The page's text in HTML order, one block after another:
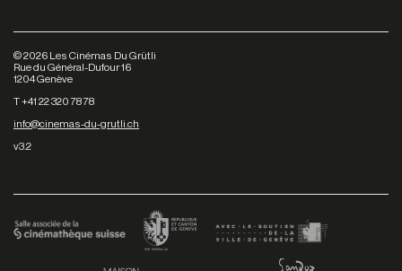
©2026 Les Cinémas Du Grütli
Rue du Général-Dufour 16
1204 Genève
T +41 22 320 78 78
info@cinemas-du-grutli.ch
v3.2